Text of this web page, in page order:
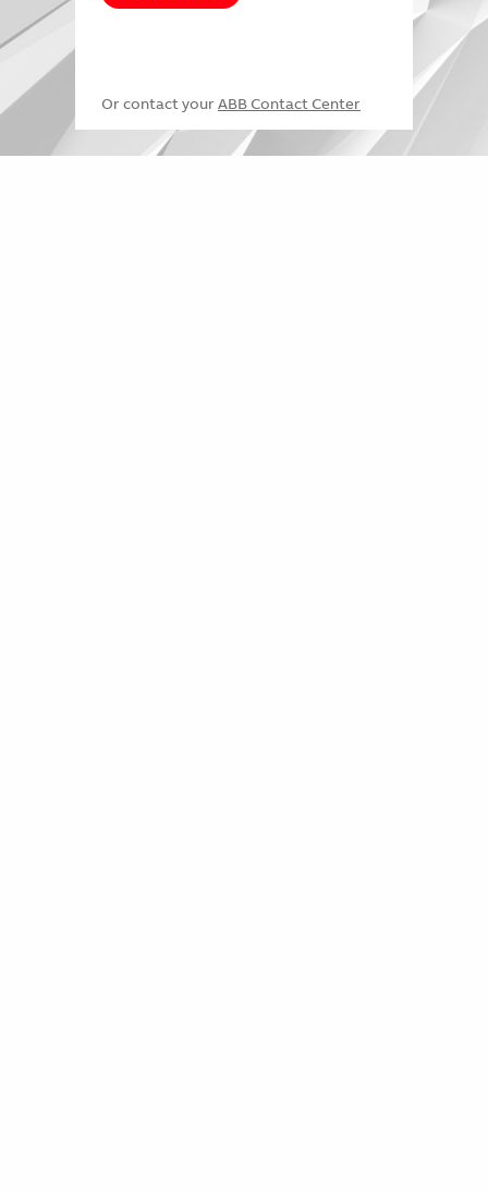
Or contact your ABB Contact Center